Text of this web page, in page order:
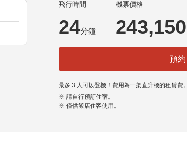
飛行時間
24分鐘
機票價格
243,150
預約
最多 3 人可以登機！費用為一架直升機的租賃費。
請自行預訂住宿。
僅供飯店住客使用。